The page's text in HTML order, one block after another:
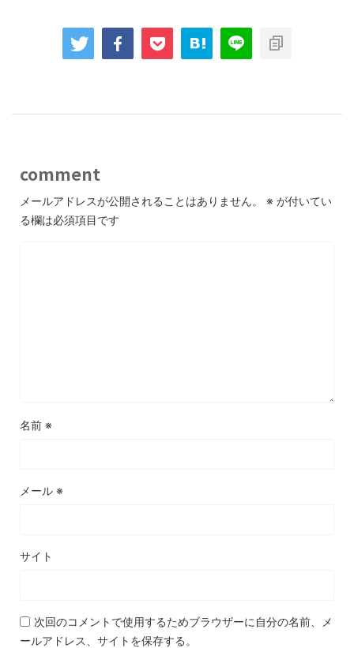
comment
メールアドレスが公開されることはありません。 ※ が付いてい
る欄は必須項目です
名前 ※
メール ※
サイト
次回のコメントで使用するためブラウザーに自分の名前、メ
ールアドレス、サイトを保存する。